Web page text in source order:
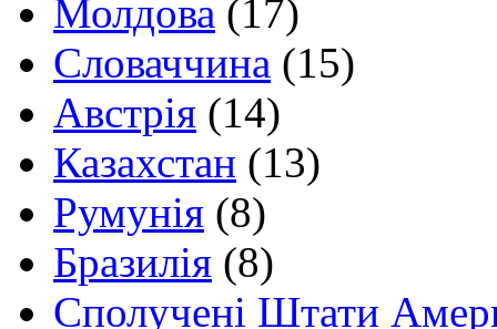
Молдова (17)
Словаччина (15)
Австрія (14)
Казахстан (13)
Румунія (8)
Бразилія (8)
Сполучені Штати